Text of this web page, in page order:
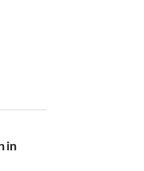
in